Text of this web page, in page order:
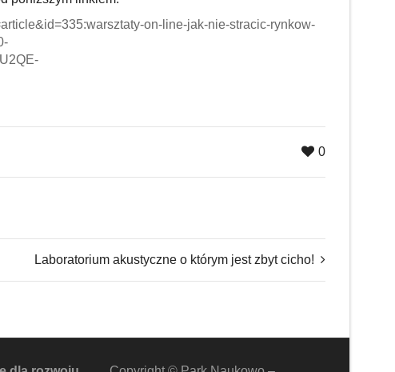
on-line-jak-nie-stracic-rynkow-
0
Laboratorium akustyczne o którym jest zbyt cicho!